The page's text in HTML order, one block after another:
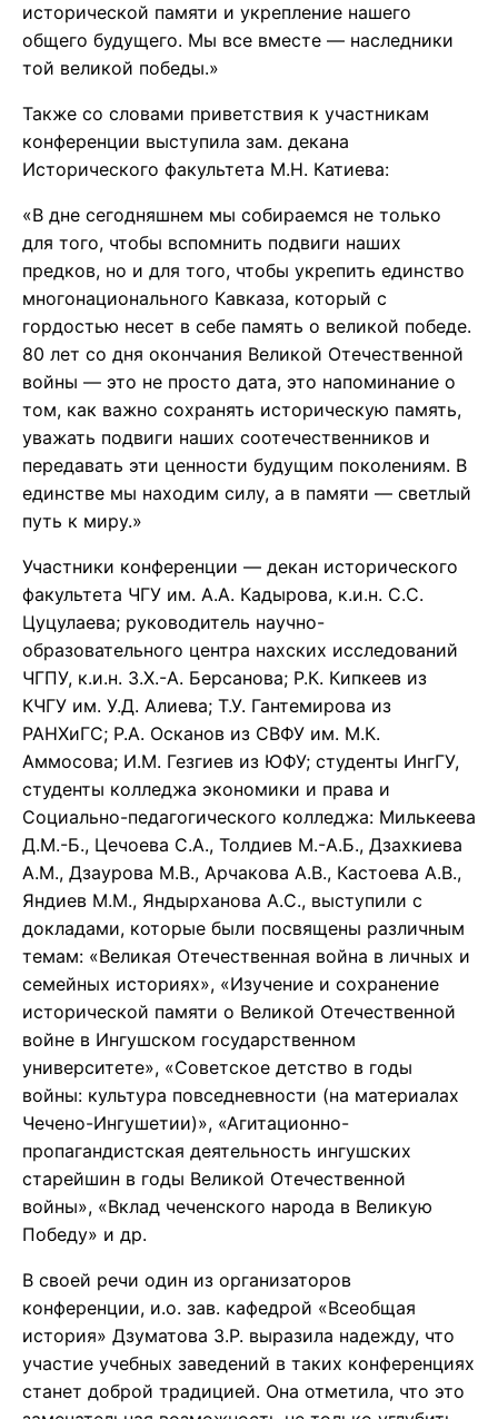
исторической памяти и укрепление нашего
общего будущего. Мы все вместе — наследники
той великой победы.»
Также со словами приветствия к участникам
конференции выступила зам. декана
Исторического факультета М.Н. Катиева:
«В дне сегодняшнем мы собираемся не только
для того, чтобы вспомнить подвиги наших
предков, но и для того, чтобы укрепить единство
многонационального Кавказа, который с
гордостью несет в себе память о великой победе.
80 лет со дня окончания Великой Отечественной
войны — это не просто дата, это напоминание о
том, как важно сохранять историческую память,
уважать подвиги наших соотечественников и
передавать эти ценности будущим поколениям. В
единстве мы находим силу, а в памяти — светлый
путь к миру.»
Участники конференции — декан исторического
факультета ЧГУ им. А.А. Кадырова, к.и.н. С.С.
Цуцулаева; руководитель научно-
образовательного центра нахских исследований
ЧГПУ, к.и.н. З.Х.-А. Берсанова; Р.К. Кипкеев из
КЧГУ им. У.Д. Алиева; Т.У. Гантемирова из
РАНХиГС; Р.А. Осканов из СВФУ им. М.К.
Аммосова; И.М. Гезгиев из ЮФУ; студенты ИнгГУ,
студенты колледжа экономики и права и
Социально-педагогического колледжа: Милькеева
Д.М.-Б., Цечоева С.А., Толдиев М.-А.Б., Дзахкиева
А.М., Дзаурова М.В., Арчакова А.В., Кастоева А.В.,
Яндиев М.М., Яндырханова А.С., выступили с
докладами, которые были посвящены различным
темам: «Великая Отечественная война в личных и
семейных историях», «Изучение и сохранение
исторической памяти о Великой Отечественной
войне в Ингушском государственном
университете», «Советское детство в годы
войны: культура повседневности (на материалах
Чечено-Ингушетии)», «Агитационно-
пропагандистская деятельность ингушских
старейшин в годы Великой Отечественной
войны», «Вклад чеченского народа в Великую
Победу» и др.
В своей речи один из организаторов
конференции, и.о. зав. кафедрой «Всеобщая
история» Дзуматова З.Р. выразила надежду, что
участие учебных заведений в таких конференциях
станет доброй традицией. Она отметила, что это